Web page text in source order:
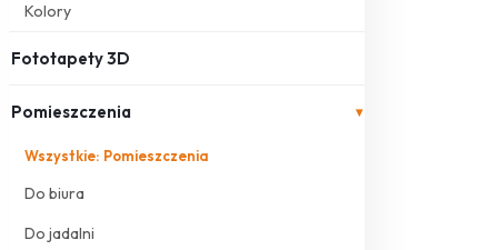
Kolory
Fototapety 3D
Pomieszczenia ▾
Wszystkie: Pomieszczenia
Do biura
Do jadalni